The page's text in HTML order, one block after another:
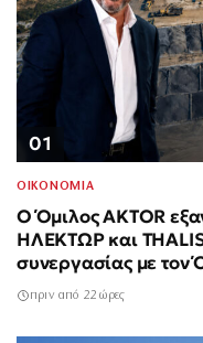
01
ΟΙΚΟΝΟΜΙΑ
Ο Όμιλος AKTOR
ΗΛΕΚΤΩΡ και
συνεργασίας με
πριν από 22 ώρες